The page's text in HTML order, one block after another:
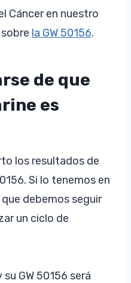
Cáncer en nuestro
la GW 50156.
de que
es
los resultados de
Si lo tenemos en
debemos seguir
un ciclo de
GW 50156 será